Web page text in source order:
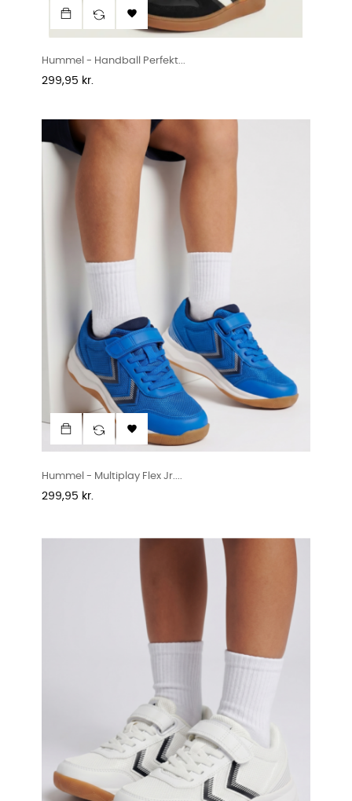

Hummel - Handball Perfekt...
Pris
299,95 kr.

Hummel - Multiplay Flex Jr....
Pris
299,95 kr.